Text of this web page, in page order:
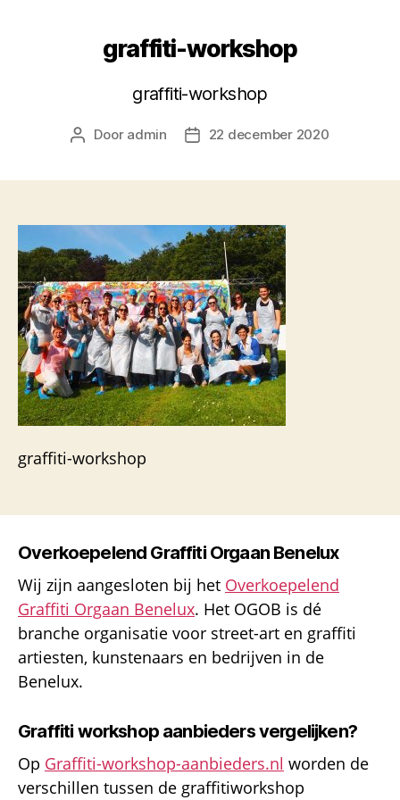
graffiti-workshop
graffiti-workshop
Berichtauteur
Door admin Berichtdatum
22 december 2020
graffiti-workshop
Overkoepelend Graffiti Orgaan Benelux
Wij zijn aangesloten bij het Overkoepelend
Graffiti Orgaan Benelux. Het OGOB is dé
branche organisatie voor street-art en graffiti
artiesten, kunstenaars en bedrijven in de
Benelux.
Graffiti workshop aanbieders vergelijken?
Op Graffiti-workshop-aanbieders.nl worden de
verschillen tussen de graffitiworkshop